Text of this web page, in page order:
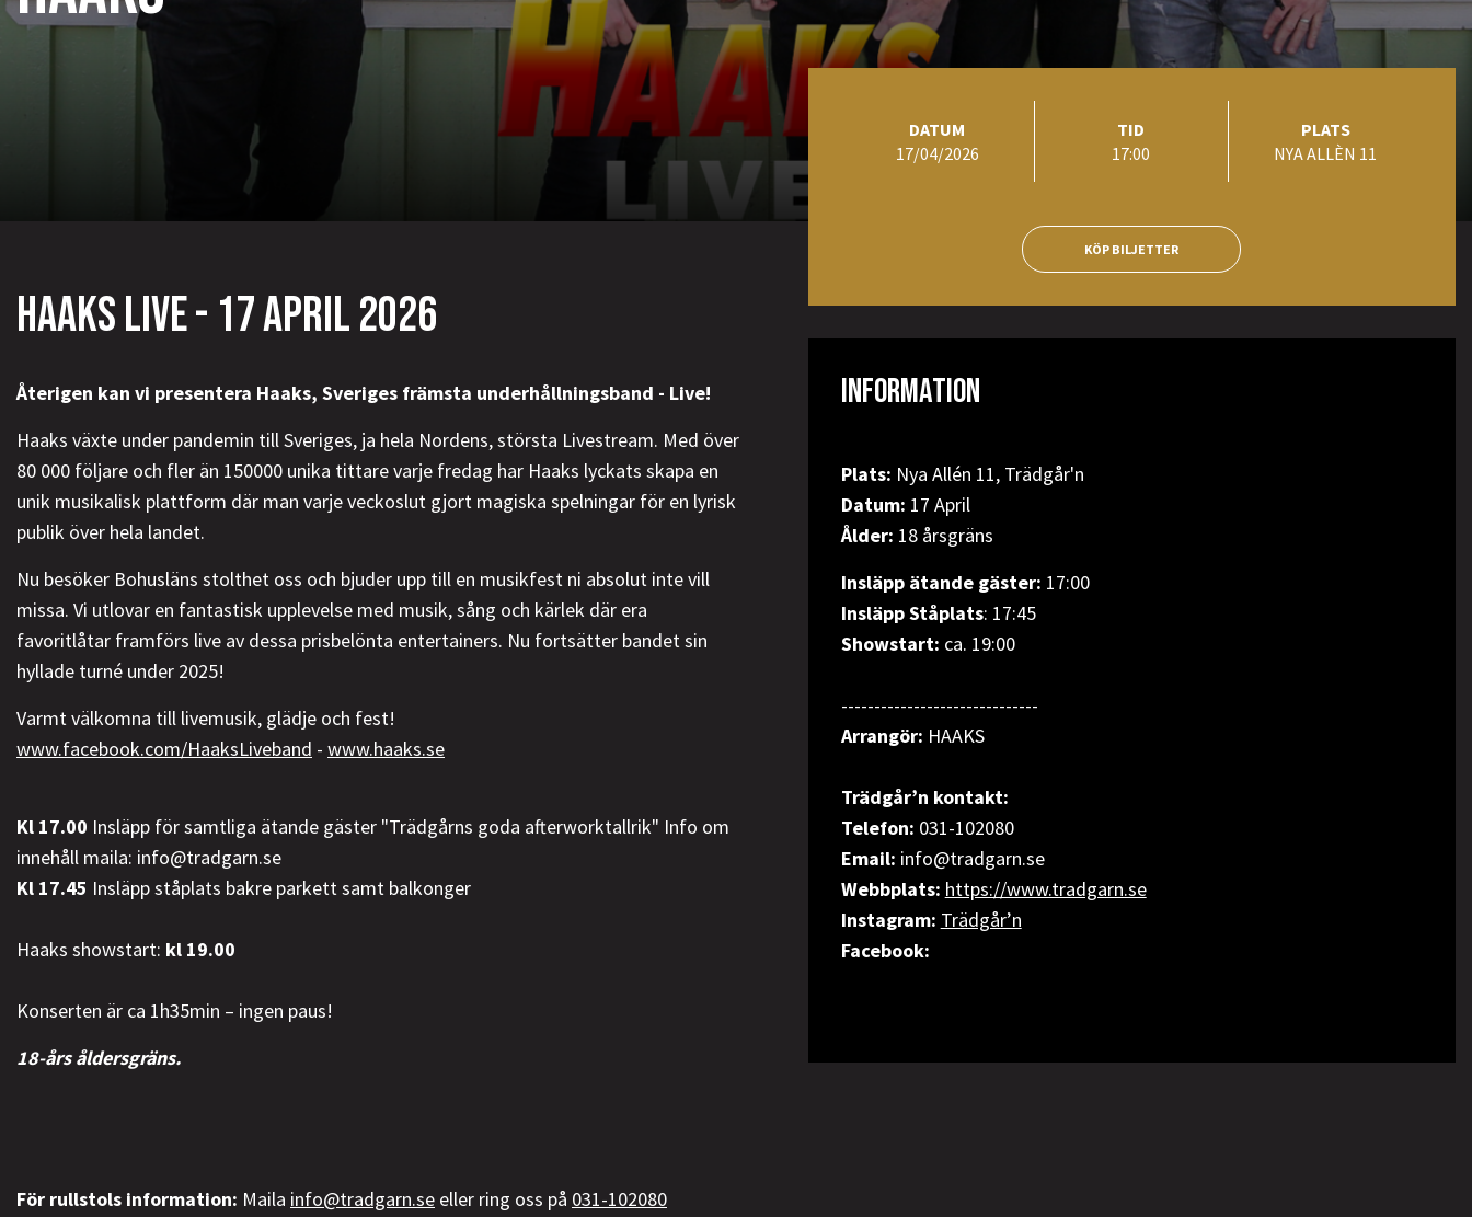
HAAKS LIVE - 17 APRIL 2026
Återigen kan vi presentera Haaks, Sveriges främsta underhållningsband - Live!
Haaks växte under pandemin till Sveriges, ja hela Nordens, största Livestream. Med över
80 000 följare och fler än 150000 unika tittare varje fredag har Haaks lyckats skapa en
unik musikalisk plattform där man varje veckoslut gjort magiska spelningar för en lyrisk
publik över hela landet.
Nu besöker Bohusläns stolthet oss och bjuder upp till en musikfest ni absolut inte vill
missa. Vi utlovar en fantastisk upplevelse med musik, sång och kärlek där era
favoritlåtar framförs live av dessa prisbelönta entertainers. Nu fortsätter bandet sin
hyllade turné under 2025!
Varmt välkomna till livemusik, glädje och fest!
www.facebook.com/HaaksLiveband - www.haaks.se
Kl 17.00 Insläpp för samtliga ätande gäster "Trädgårns goda afterworktallrik" Info om
innehåll maila: info@tradgarn.se
Kl 17.45 Insläpp ståplats bakre parkett samt balkonger
Haaks showstart: kl 19.00
Konserten är ca 1h35min – ingen paus!
18-års åldersgräns.
För rullstols information: Maila info@tradgarn.se eller ring oss på 031-102080
DATUM
17/04/2026
TID
17:00
PLATS
NYA ALLÈN 11
KÖP BILJETTER
INFORMATION
Plats: Nya Allén 11, Trädgår'n
Datum: 17 April
Ålder: 18 årsgräns
Insläpp ätande gäster: 17:00
Insläpp Ståplats: 17:45
Showstart: ca. 19:00
------------------------------
Arrangör: HAAKS
Trädgår’n kontakt:
Telefon: 031-102080
Email: info@tradgarn.se
Webbplats: https://www.tradgarn.se
Instagram: Trädgår’n
Facebook: